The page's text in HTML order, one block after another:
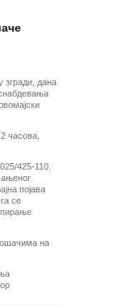
згради, дана
часова,
425-110.
појава
се
на